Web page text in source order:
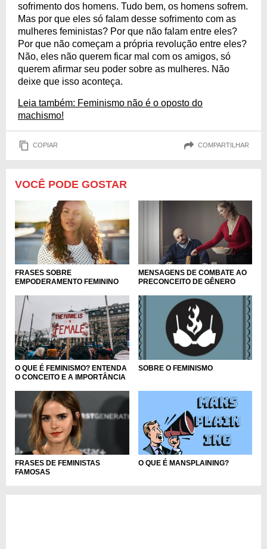
sofrimento dos homens. Tudo bem, os homens sofrem.
Mas por que eles só falam desse sofrimento com as
mulheres feministas? Por que não falam entre eles?
Por que não começam a própria revolução entre eles?
Não, eles não querem ficar mal com os amigos, só
querem afirmar seu poder sobre as mulheres. Não
deixe que isso aconteça.
Leia também: Feminismo não é o oposto do
machismo!
COPIAR COMPARTILHAR
VOCÊ PODE GOSTAR
FRASES SOBRE
EMPODERAMENTO FEMININO
MENSAGENS DE COMBATE AO
PRECONCEITO DE GÊNERO
O QUE É FEMINISMO? ENTENDA
O CONCEITO E A IMPORTÂNCIA
SOBRE O FEMINISMO
FRASES DE FEMINISTAS
FAMOSAS
O QUE É MANSPLAINING?